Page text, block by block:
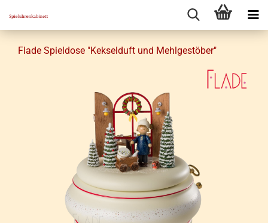
Flade Spiel­do­se "Kek­sel­duft und Mehl­ge­stö­ber"